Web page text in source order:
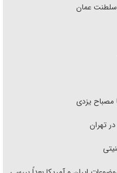
سلطنت عمان
مصباح یزدی
تهران